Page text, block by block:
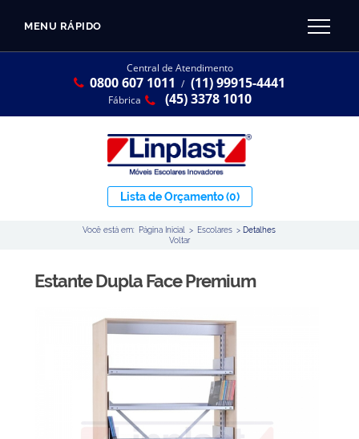
MENU RÁPIDO
Central de Atendimento
0800 607 1011 / (11) 99915-4441
Fábrica (45) 3378 1010
Lista de Orçamento(0)
Você está em: Página Inicial > Escolares >Detalhes
Voltar
Estante Dupla Face Premium
Linha Resina Plástica
Conjuntos Coletivos
CATÁLOGO LINPLAST 2025
SOBRE A EMPRESA